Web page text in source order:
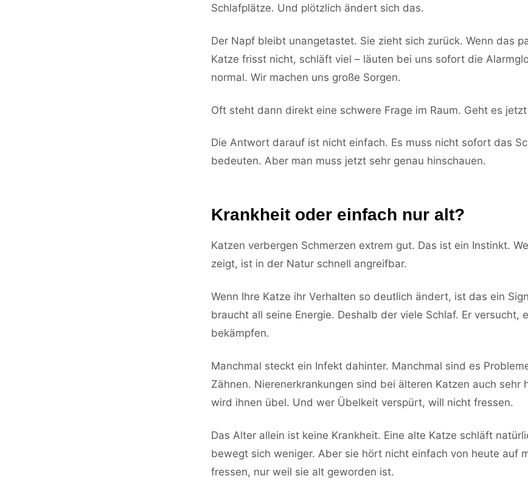
Schlafplätze. Und plötzlich ändert sich das.
Der Napf bleibt unangetastet. Sie zieht sich zurück. Wenn das
Katze frisst nicht, schläft viel – läuten bei uns sofort die
normal. Wir machen uns große Sorgen.
Oft steht dann direkt eine schwere Frage im Raum. Geht es jetzt
Die Antwort darauf ist nicht einfach. Es muss nicht sofort das
bedeuten. Aber man muss jetzt sehr genau hinschauen.
Krankheit oder einfach nur alt?
Katzen verbergen Schmerzen extrem gut. Das ist ein Instinkt.
zeigt, ist in der Natur schnell angreifbar.
Wenn Ihre Katze ihr Verhalten so deutlich ändert, ist das ein
braucht all seine Energie. Deshalb der viele Schlaf. Er versucht,
bekämpfen.
Manchmal steckt ein Infekt dahinter. Manchmal sind es
Zähnen. Nierenerkrankungen sind bei älteren Katzen auch sehr
wird ihnen übel. Und wer Übelkeit verspürt, will nicht fressen.
Das Alter allein ist keine Krankheit. Eine alte Katze schläft
bewegt sich weniger. Aber sie hört nicht einfach von heute auf
fressen, nur weil sie alt geworden ist.